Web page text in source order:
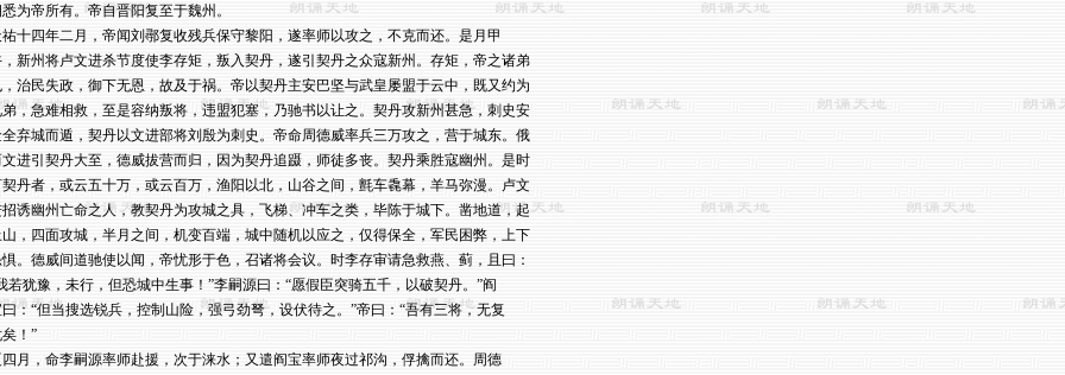
为帝所有。帝自晋阳复至于魏州。
十四年二月，帝闻刘鄩复收残兵保守黎阳，遂率师以攻之，不克而还。是月甲
新州将卢文进杀节度使李存矩，叛入契丹，遂引契丹之众寇新州。存矩，帝之诸弟
治民失政，御下无恩，故及于祸。帝以契丹主安巴坚与武皇屡盟于云中，既又约为
，急难相救，至是容纳叛将，违盟犯塞，乃驰书以让之。契丹攻新州甚急，刺史安
弃城而遁，契丹以文进部将刘殷为刺史。帝命周德威率兵三万攻之，营于城东。俄
进引契丹大至，德威拔营而归，因为契丹追蹑，师徒多丧。契丹乘胜寇幽州。是时
丹者，或云五十万，或云百万，渔阳以北，山谷之间，氈车毳幕，羊马弥漫。卢文
诱幽州亡命之人，教契丹为攻城之具，飞梯、冲车之类，毕陈于城下。凿地道，起
，四面攻城，半月之间，机变百端，城中随机以应之，仅得保全，军民困弊，上下
。德威间道驰使以闻，帝忧形于色，召诸将会议。时李存审请急救燕、蓟，且曰：
若犹豫，未行，但恐城中生事！”李嗣源曰：“愿假臣突骑五千，以破契丹。”阎
：“但当搜选锐兵，控制山险，强弓劲弩，设伏待之。”帝曰：“吾有三将，无复
！”
月，命李嗣源率师赴援，次于涞水；又遣阎宝率师夜过祁沟，俘擒而还。周德